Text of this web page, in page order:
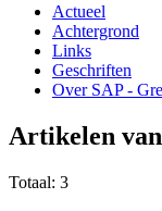
Actueel
Achtergrond
Links
Geschriften
Over SAP -
Artikelen
Totaal: 3